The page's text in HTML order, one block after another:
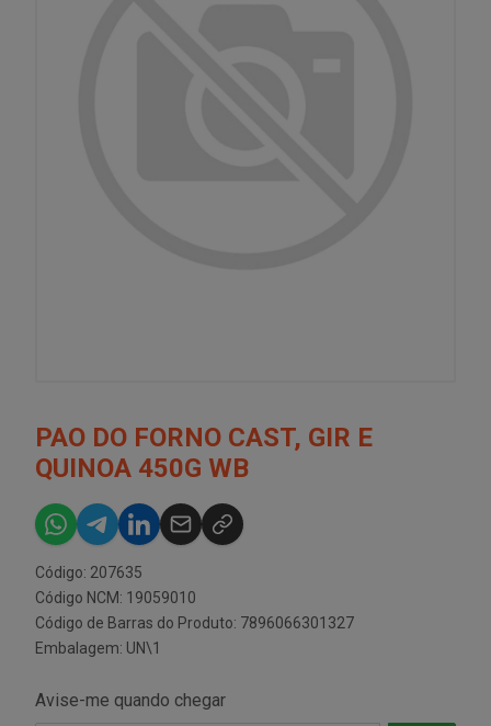
PAO DO FORNO CAST, GIR E
QUINOA 450G WB
Código: 207635
Código NCM: 19059010
Código de Barras do Produto: 7896066301327
Embalagem: UN\1
Avise-me quando chegar